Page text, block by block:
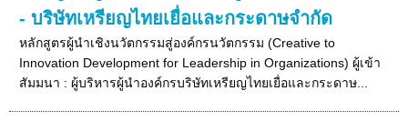
- บริษัทเหรียญไทยเยื่อและกระดาษจำกัด
หลักสูตรผู้นำเชิงนวัตกรรมสู่องค์กรนวัตกรรม (Creative to
Innovation Development for Leadership in Organizations) ผู้เข้า
สัมมนา : ผู้บริหารผู้นำองค์กรบริษัทเหรียญไทยเยื่อและกระดาษ...